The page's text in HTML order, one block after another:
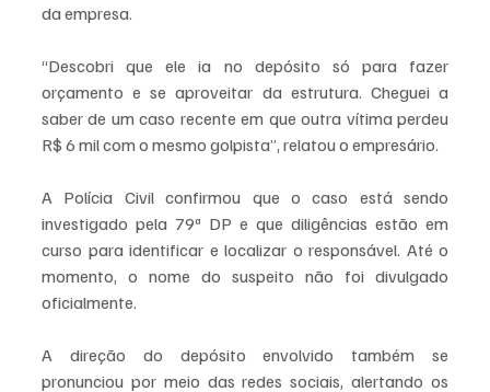
da empresa.
“Descobri que ele ia no depósito só para fazer
orçamento e se aproveitar da estrutura. Cheguei a
saber de um caso recente em que outra vítima perdeu
R$ 6 mil com o mesmo golpista”, relatou o empresário.
A Polícia Civil confirmou que o caso está sendo
investigado pela 79ª DP e que diligências estão em
curso para identificar e localizar o responsável. Até o
momento, o nome do suspeito não foi divulgado
oficialmente.
A direção do depósito envolvido também se
pronunciou por meio das redes sociais, alertando os